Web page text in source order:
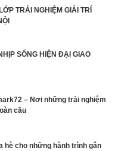
TRẢI NGHIỆM GIẢI TRÍ
SỐNG HIỆN ĐẠI GIAO
– Nơi những trải nghiệm
cầu
hè cho những hành trình gắn